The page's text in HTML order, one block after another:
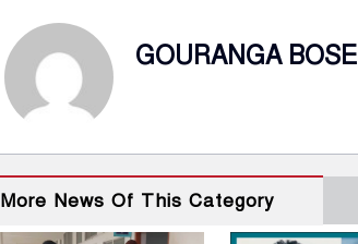
GOURANGA BOSE
More News Of This Category